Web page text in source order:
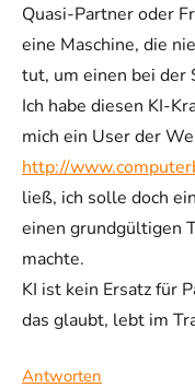
Quasi-Partner oder
eine Maschine, die
tut, um einen bei der
Ich habe diesen KI-
mich ein User der
http://
ließ, ich solle doch
einen grundgültigen
machte.
KI ist kein Ersatz für
das glaubt, lebt im
Antworten